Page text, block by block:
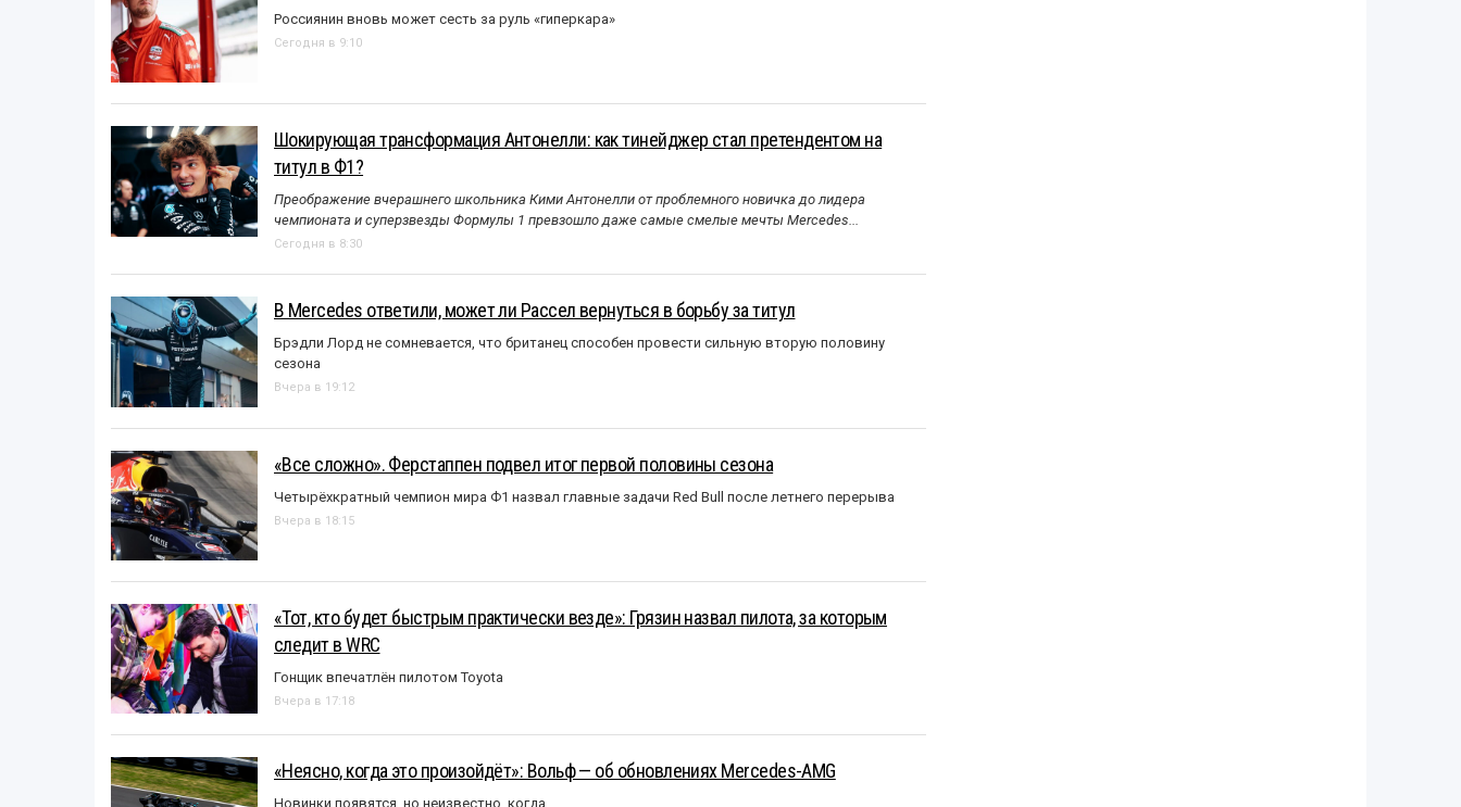
Россиянин вновь может сесть за руль «гиперкара»
Сегодня в 9:10
Шокирующая трансформация Антонелли: как тинейджер стал претендентом на
титул в Ф1?
Преображение вчерашнего школьника Кими Антонелли от проблемного новичка до лидера
чемпионата и суперзвезды Формулы 1 превзошло даже самые смелые мечты Mercedes...
Сегодня в 8:30
В Mercedes ответили, может ли Рассел вернуться в борьбу за титул
Брэдли Лорд не сомневается, что британец способен провести сильную вторую половину
сезона
Вчера в 19:12
«Все сложно». Ферстаппен подвел итог первой половины сезона
Четырёхкратный чемпион мира Ф1 назвал главные задачи Red Bull после летнего перерыва
Вчера в 18:15
«Тот, кто будет быстрым практически везде»: Грязин назвал пилота, за которым
следит в WRC
Гонщик впечатлён пилотом Toyota
Вчера в 17:18
«Неясно, когда это произойдёт»: Вольф — об обновлениях Mercedes-AMG
Новинки появятся, но неизвестно, когда